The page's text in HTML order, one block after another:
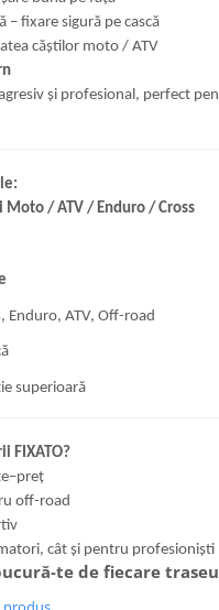
– fixare sigură pe cască
căștilor moto / ATV
și profesional, perfect
Moto / ATV / Enduro / Cross
Enduro, ATV, Off-road
superioară
FIXATO?
off-road
cât și pentru profesioniști
te de fiecare